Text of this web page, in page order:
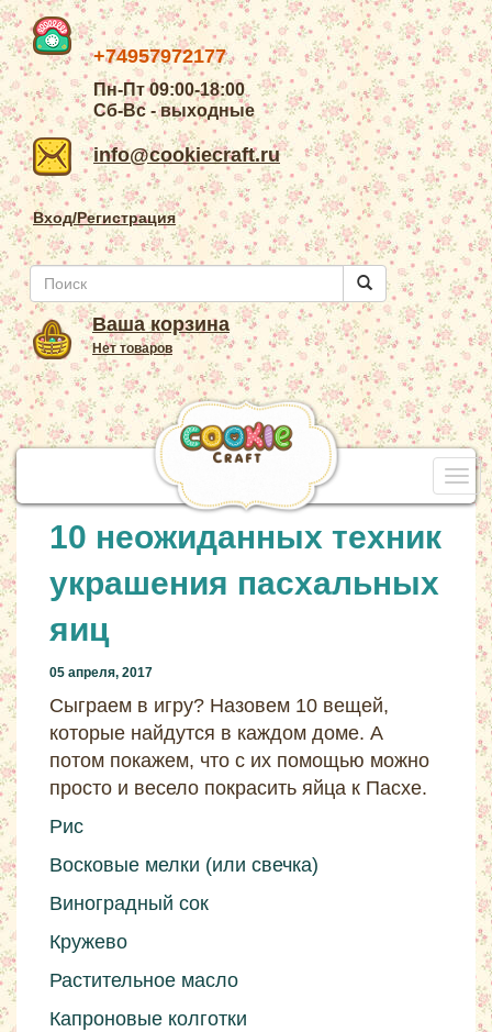
+74957972177
Пн-Пт 09:00-18:00
Сб-Вс - выходные
info@cookiecraft.ru
Вход/Регистрация
Ваша корзина
Нет товаров
10 неожиданных техник
украшения пасхальных
яиц
05 апреля, 2017
Сыграем в игру? Назовем 10 вещей,
которые найдутся в каждом доме. А
потом покажем, что с их помощью можно
просто и весело покрасить яйца к Пасхе.
Рис
Восковые мелки (или свечка)
Виноградный сок
Кружево
Растительное масло
Капроновые колготки